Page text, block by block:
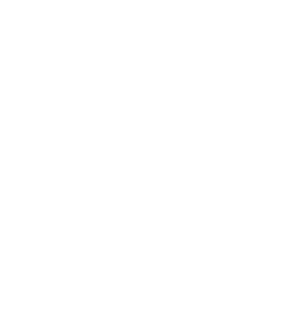
El Málaga ha tenido una
entrenado por la mañana
manera parcial, pero
afrontar el último tramo